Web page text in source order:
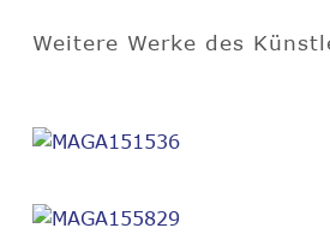
Weitere Werke des